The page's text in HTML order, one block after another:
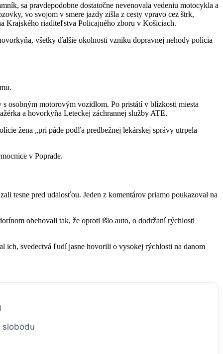
sa pravdepodobne dostatočne nevenovala vedeniu motocykla a
vo svojom v smere jazdy zišla z cesty vpravo cez štrk,
Krajského riaditeľstva Policajného zboru v Košiciach.
všetky ďalšie okolnosti vzniku dopravnej nehody polícia
osobným motorovým vozidlom. Po pristátí v blízkosti miesta
a hovorkyňa Leteckej záchrannej služby ATE.
žena „pri páde podľa predbežnej lekárskej správy utrpela
v Poprade.
tesne pred udalosťou. Jeden z komentárov priamo poukazoval na
obehovali tak, že oproti išlo auto, o dodržaní rýchlosti
ich, svedectvá ľudí jasne hovorili o vysokej rýchlosti na danom
slobodu